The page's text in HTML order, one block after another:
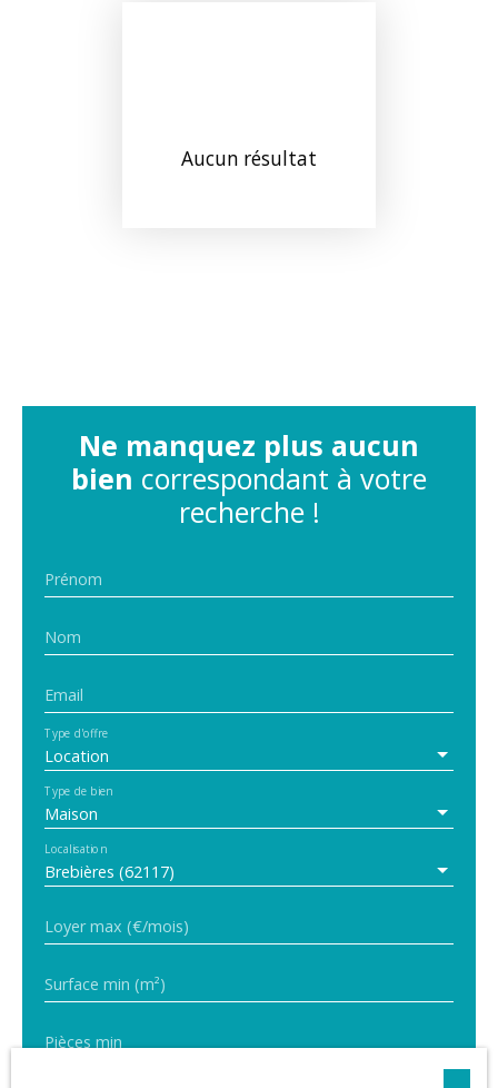
Aucun résultat
Ne manquez plus aucun
bien correspondant à votre
recherche !
Prénom
Nom
Email
Location
Type d'offre
Maison
Type de bien
Brebières (62117)
Localisation
Loyer max (€/mois)
Surface min (m²)
Pièces min